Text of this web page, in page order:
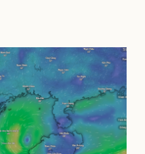
Thị trường